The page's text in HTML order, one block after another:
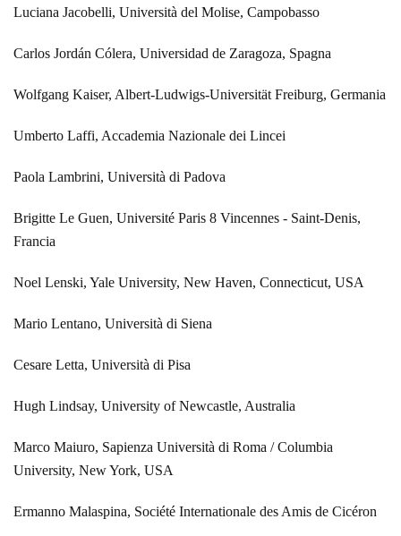
Luciana Jacobelli, Università del Molise, Campobasso
Carlos Jordán Cólera, Universidad de Zaragoza, Spagna
Wolfgang Kaiser, Albert-Ludwigs-Universität Freiburg, Germania
Umberto Laffi, Accademia Nazionale dei Lincei
Paola Lambrini, Università di Padova
Brigitte Le Guen, Université Paris 8 Vincennes - Saint-Denis,
Francia
Noel Lenski, Yale University, New Haven, Connecticut, USA
Mario Lentano, Università di Siena
Cesare Letta, Università di Pisa
Hugh Lindsay, University of Newcastle, Australia
Marco Maiuro, Sapienza Università di Roma / Columbia
University, New York, USA
Ermanno Malaspina, Société Internationale des Amis de Cicéron